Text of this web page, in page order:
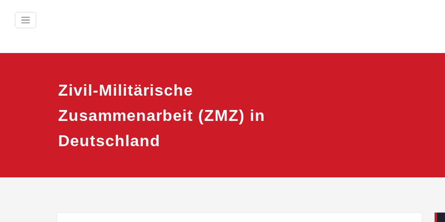
springen
Zivil-Militärische
Zusammenarbeit (ZMZ) in
Deutschland